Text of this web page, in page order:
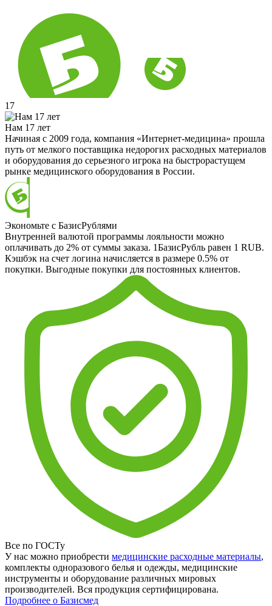
17
Нам 17 лет
Начиная с 2009 года, компания «Интернет-медицина» прошла
путь от мелкого поставщика недорогих расходных материалов
и оборудования до серьезного игрока на быстрорастущем
рынке медицинского оборудования в России.
Экономьте с БазисРублями
Внутренней валютой программы лояльности можно
оплачивать до 2% от суммы заказа. 1БазисРубль равен 1 RUB.
Кэшбэк на счет логина начисляется в размере 0.5% от
покупки. Выгодные покупки для постоянных клиентов.
Все по ГОСТу
У нас можно приобрести медицинские расходные материалы,
комплекты одноразового белья и одежды, медицинские
инструменты и оборудование различных мировых
производителей. Вся продукция сертифицирована.
Подробнее о Базисмед